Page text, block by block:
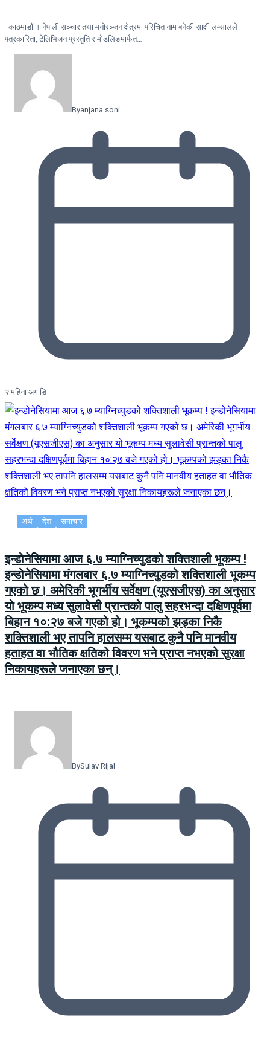
काठमाडौं । नेपाली सञ्चार तथा मनोरञ्जन क्षेत्रमा परिचित नाम बनेकी साक्षी लम्सालले
पत्रकारिता, टेलिभिजन प्रस्तुति र मोडलिङमार्फत…
Byanjana soni
२ महिना अगाडि
अर्थ देश समाचार
इन्डोनेसियामा आज ६.७ म्याग्निच्युडको शक्तिशाली भूकम्प !
इन्डोनेसियामा मंगलबार ६.७ म्याग्निच्युडको शक्तिशाली भूकम्प
गएको छ। अमेरिकी भूगर्भीय सर्वेक्षण (यूएसजीएस) का अनुसार
यो भूकम्प मध्य सुलावेसी प्रान्तको पालु सहरभन्दा दक्षिणपूर्वमा
बिहान १०:२७ बजे गएको हो। भूकम्पको झड्का निकै
शक्तिशाली भए तापनि हालसम्म यसबाट कुनै पनि मानवीय
हताहत वा भौतिक क्षतिको विवरण भने प्राप्त नभएको सुरक्षा
निकायहरूले जनाएका छन्।
BySulav Rijal